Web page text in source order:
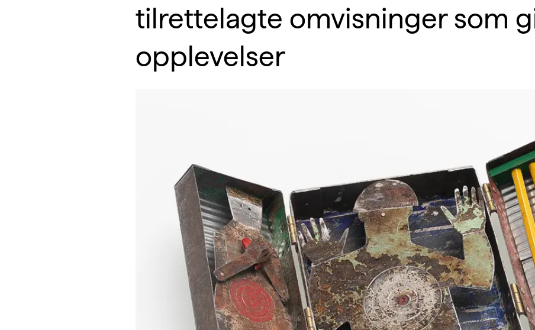
tilrettelagte omvisninger som
opplevelser